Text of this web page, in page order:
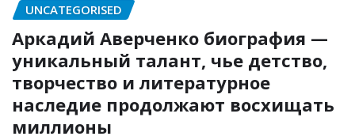
UNCATEGORISED
Аркадий Аверченко биография —
уникальный талант, чье детство,
творчество и литературное
наследие продолжают восхищать
миллионы